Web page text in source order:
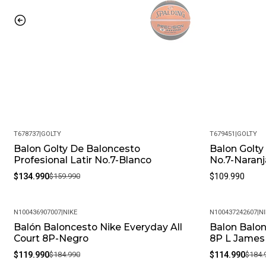
-16%
T678737|GOLTY
Balon Golty De Baloncesto
Profesional Latir No.7-Blanco
$134.990$159.990
T679451 |GOLTY
Balon
No.7-
$109.990
-35%
N100436907007|NIKE
Balón Baloncesto Nike Everyday All
Court 8P-Negro
$119.990$184.990
-38%
N100437242607|
Balon
8P L
$114.990